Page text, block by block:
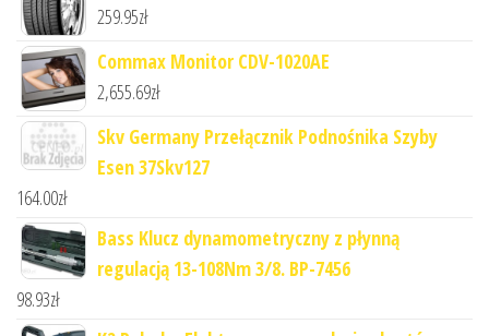
259.95zł
Commax Monitor CDV-1020AE
2,655.69zł
Skv Germany Przełącznik Podnośnika Szyby
Esen 37Skv127
164.00zł
Bass Klucz dynamometryczny z płynną
regulacją 13-108Nm 3/8. BP-7456
98.93zł